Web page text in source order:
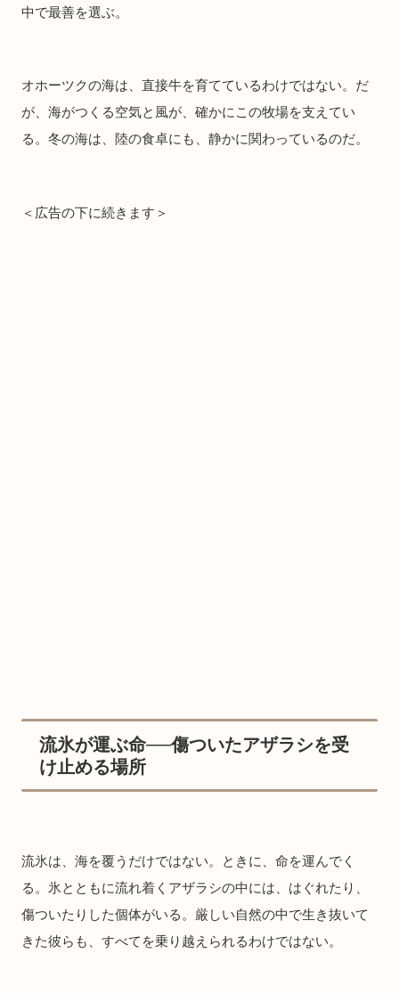
中で最善を選ぶ。
オホーツクの海は、直接牛を育てているわけではない。だ
が、海がつくる空気と風が、確かにこの牧場を支えてい
る。冬の海は、陸の食卓にも、静かに関わっているのだ。
＜広告の下に続きます＞
流氷が運ぶ命──傷ついたアザラシを受
け止める場所
流氷は、海を覆うだけではない。ときに、命を運んでく
る。氷とともに流れ着くアザラシの中には、はぐれたり、
傷ついたりした個体がいる。厳しい自然の中で生き抜いて
きた彼らも、すべてを乗り越えられるわけではない。